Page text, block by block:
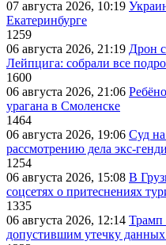
07 августа 2026, 10:19
Екатеринбурге
1259
06 августа 2026, 21:19 Дрон
Лейпцига: собрали все
1600
06 августа 2026, 21:06
урагана в Смоленске
1464
06 августа 2026, 19:06 Суд
рассмотрению дела экс-
1254
06 августа 2026, 15:08 В
соцсетях о притеснениях
1335
06 августа 2026, 12:14 Трамп
допустившим утечку